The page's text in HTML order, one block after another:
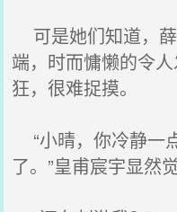
可是她们知道，
端，时而慵懒的令
狂，很难捉摸。
“小晴，你冷静一
了。”皇甫宸宇显然